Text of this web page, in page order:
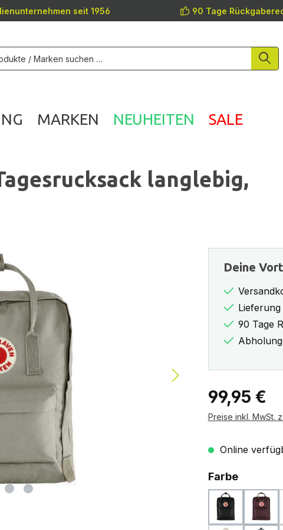
seit 1956 90 Tage
MARKEN NEUHEITEN SALE
langlebig,
Deine
90 Tage
Regulärer Preis:
99,95 €
Preise inkl. MwSt.
Online
Farbe
black